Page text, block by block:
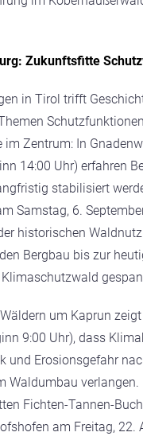
Zukunftsfitte
in Tirol trifft
Zentrum: In
14:00 Uhr) erfahren
stabilisiert
Samstag, 6.
historischen
Bergbau bis zur
um Kaprun
9:00 Uhr), dass
und Erosionsgefahr
Waldumbau verlangen.
Fichten-Tannen-
am Freitag, 22.